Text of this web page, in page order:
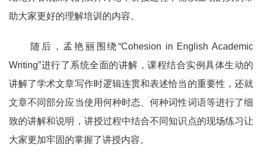
助大家更好的理解培训的内容。
随后，孟艳丽围绕“Cohesion in English Academic
Writing”进行了系统全面的讲解，课程结合实例具体生动的
讲解了学术文章写作时逻辑连贯和表述恰当的重要性，还就
文章不同部分应当使用何种时态、何种词性词语等进行了细
致的讲解和说明，讲授过程中结合不同知识点的现场练习让
大家更加牢固的掌握了讲授内容。